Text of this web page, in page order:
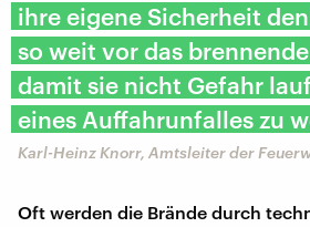
ihre eigene Sicherheit
so weit vor das
damit sie nicht Gefahr
eines Auffahrunfalles zu
Karl-Heinz Knorr, Amtsleiter der
Oft werden die Brände durch